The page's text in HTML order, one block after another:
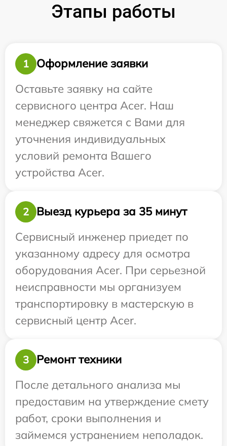
Этапы работы
1
Оформление заявки
Оставьте заявку на сайте
сервисного центра Acer. Наш
менеджер свяжется с Вами для
уточнения индивидуальных
условий ремонта Вашего
устройства Acer.
2
Выезд курьера за 35 минут
Сервисный инженер приедет по
указанному адресу для осмотра
оборудования Acer. При серьезной
неисправности мы организуем
транспортировку в мастерскую в
сервисный центр Acer.
3
Ремонт техники
После детального анализа мы
предоставим на утверждение смету
работ, сроки выполнения и
займемся устранением неполадок.